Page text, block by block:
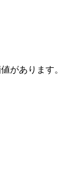
があります。